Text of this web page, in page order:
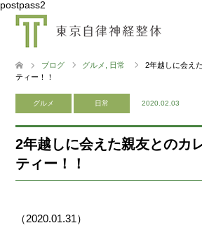
postpass2
ブログ グルメ 日常
2年越しに会え
ティー！！
グルメ 日常 2020.02.03
2年越しに会えた親友とのカ
ティー！！
（2020.01.31）